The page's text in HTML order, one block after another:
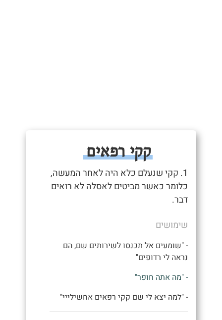
קקי רפאים
1. קקי שנעלם כלא היה לאחר המעשה,
כלומר כאשר מביטים לאסלה לא רואים
דבר.
שימושים
- "שומעים אל תכנסו לשירותים שם, הם
נראה לי רדופים"
- "מה אתה חופר"
- "למה יצא לי שם קקי רפאים אחשילייי"